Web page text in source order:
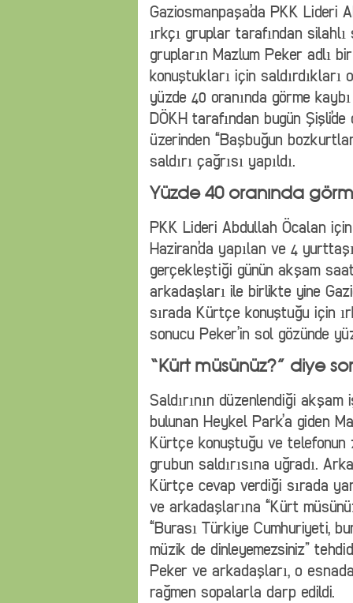
Gaziosmanpaşa’da PKK Lideri
ırkçı gruplar tarafından silahlı
grupların Mazlum Peker adlı
konuştukları için saldırdıkları
yüzde 40 oranında görme
DÖKH tarafından bugün
üzerinden “Başbuğun
saldırı çağrısı yapıldı.
Yüzde 40 oranında
PKK Lideri Abdullah Öcalan için
Haziran’da yapılan ve 4
gerçekleştiği günün akşam
arkadaşları ile birlikte yine
sırada Kürtçe konuştuğu için
sonucu Peker’in sol gözünde
“Kürt müsünüz?” diye
Saldırının düzenlendiği
bulunan Heykel Park’a giden
Kürtçe konuştuğu ve
grubun saldırısına uğradı.
Kürtçe cevap verdiği sırada
ve arkadaşlarına “Kürt
“Burası Türkiye Cumhuriyeti,
müzik de dinleyemezsiniz”
Peker ve arkadaşları, o
rağmen sopalarla darp edildi.